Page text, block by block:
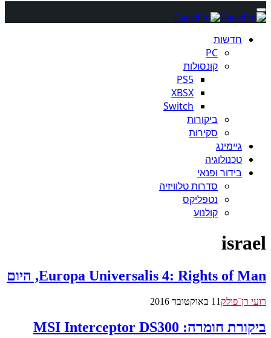
חדשות
PC
קונסולות
PS5
XBSX
Switch
ביקורות
סקירות
גיימינג
טכנולוגיה
בידור ופנאי
סדרות טלוויזיה
נטפליקס
קולנוע
israel
Europa Universalis 4: Rights of Man, היום
רועי רן־פולק 11 באוקטובר 2016
ביקורת חומרה: MSI Interceptor DS300